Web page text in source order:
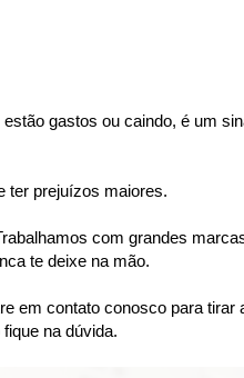
gastos ou caindo, é um
ter prejuízos maiores.
com grandes
te deixe na mão.
em contato conosco para tirar
na dúvida.